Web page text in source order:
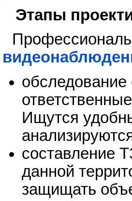
Этапы
Ищутся
составление
данной
защищать